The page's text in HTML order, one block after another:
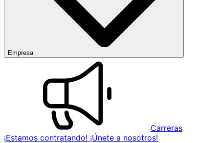
Empresa
Carreras
¡Estamos contratando! ¡Únete a nosotros!